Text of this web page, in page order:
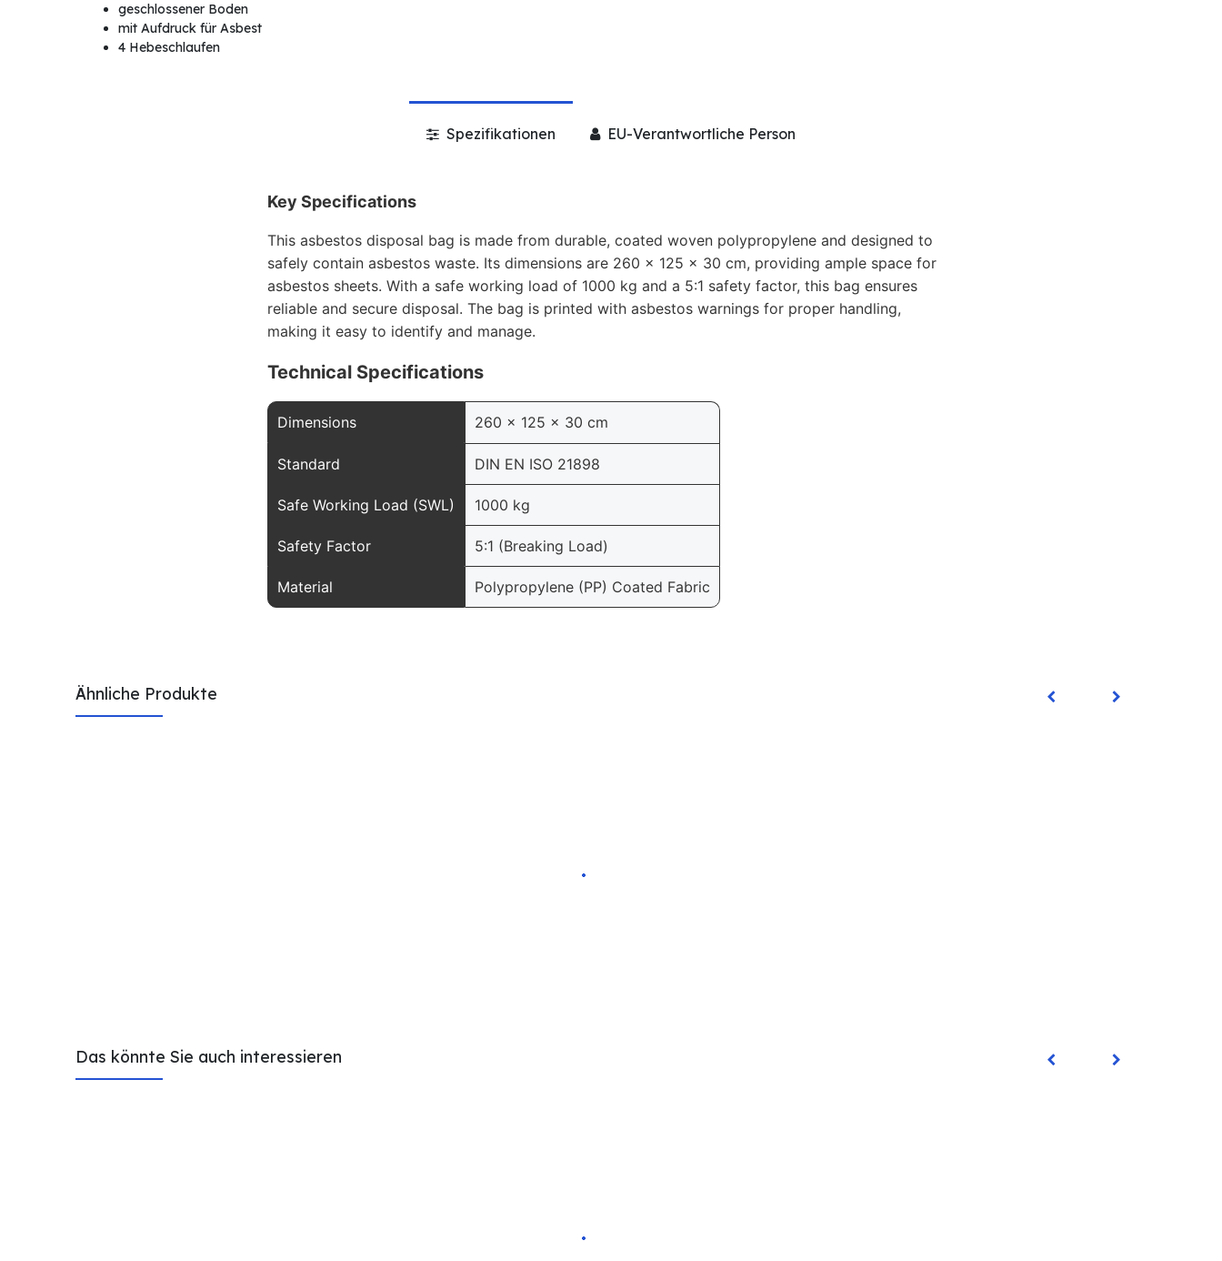
geschlossener Boden
mit Aufdruck für Asbest
4 Hebeschlaufen
Spezifikationen EU-Verantwortliche Person
Key Specifications
This asbestos disposal bag is made from durable, coated woven polypropylene and designed to
safely contain asbestos waste. Its dimensions are 260 x 125 x 30 cm, providing ample space for
asbestos sheets. With a safe working load of 1000 kg and a 5:1 safety factor, this bag ensures
reliable and secure disposal. The bag is printed with asbestos warnings for proper handling,
making it easy to identify and manage.
Technical Specifications
Dimensions 260 x 125 x 30 cm
Standard DIN EN ISO 21898
Safe Working Load (SWL) 1000 kg
Safety Factor 5:1 (Breaking Load)
Material Polypropylene (PP) Coated Fabric
Ähnliche Produkte
Das könnte Sie auch interessieren